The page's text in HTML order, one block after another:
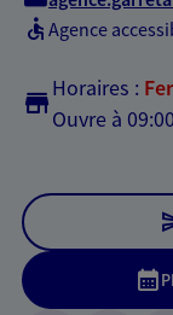
Agence
Horaires :
Ouvre à 09:00